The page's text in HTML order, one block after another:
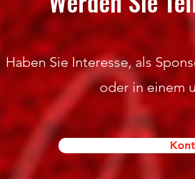
Haben Sie Interesse, als
oder in einem